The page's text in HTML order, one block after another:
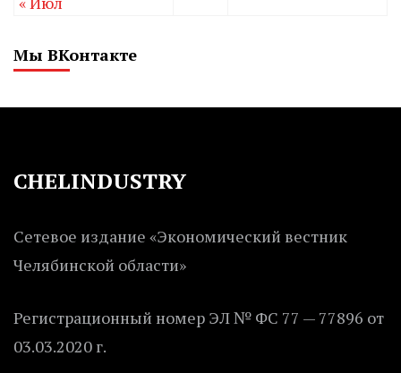
Мы ВКонтакте
CHELINDUSTRY
Сетевое издание «Экономический вестник
Челябинской области»
Регистрационный номер ЭЛ № ФС 77 — 77896 от
03.03.2020 г.